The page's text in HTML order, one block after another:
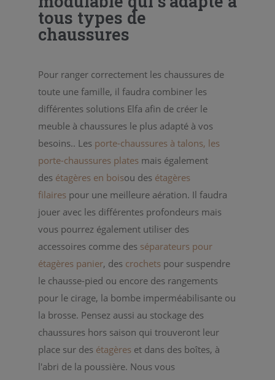
tous types de
chaussures
Pour ranger correctement les chaussures de
toute une famille, il faudra combiner les
différentes solutions Elfa afin de créer le
meuble à chaussures le plus adapté à vos
besoins.. Les porte-chaussures à talons, les
porte-chaussures platesmais également
des étagères en boisou des étagères
filairespour une meilleure aération. Il faudra
jouer avec les différentes profondeurs mais
vous pourrez également utiliser des
accessoires comme des séparateurs pour
étagères panier, des crochetspour suspendre
le chausse-pied ou encore des rangements
pour le cirage, la bombe imperméabilisante ou
la brosse. Pensez aussi au stockage des
chaussures hors saison qui trouveront leur
place sur des étagèreset dans des boîtes, à
l'abri de la poussière. Nous vous